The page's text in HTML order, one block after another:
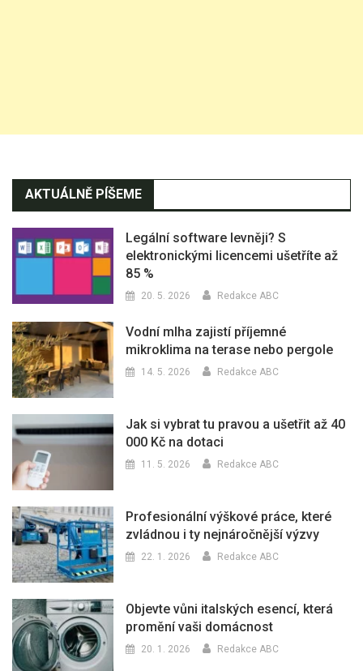
AKTUÁLNĚ PÍŠEME
Legální software levněji? S
elektronickými licencemi ušetříte až
85 %
20. 5. 2026 Redakce ABC
Vodní mlha zajistí příjemné
mikroklima na terase nebo pergole
14. 5. 2026 Redakce ABC
Jak si vybrat tu pravou a ušetřit až 40
000 Kč na dotaci
11. 5. 2026 Redakce ABC
Profesionální výškové práce, které
zvládnou i ty nejnáročnější výzvy
22. 1. 2026 Redakce ABC
Objevte vůni italských esencí, která
promění vaši domácnost
20. 1. 2026 Redakce ABC